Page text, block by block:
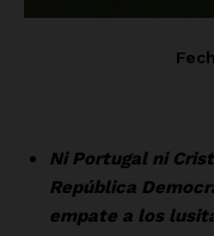
Ni Portugal ni
República
empate a los